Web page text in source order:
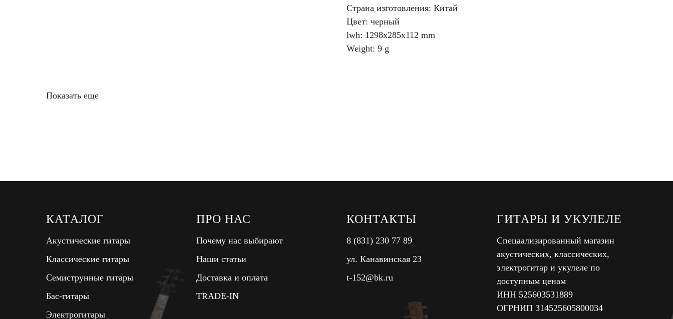
Страна изготовления: Китай
Цвет: черный
lwh: 1298x285x112 mm
Weight: 9 g
Показать еще
КАТАЛОГ
Акустические гитары
Классические гитары
Семиструнные гитары
Бас-гитары
Электрогитары
ПРО НАС
Почему нас выбирают
Наши статьи
Доставка и оплата
TRADE-IN
КОНТАКТЫ
8 (831) 230 77 89
ул. Канавинская 23
t-152@bk.ru
ГИТАРЫ И УКУЛЕЛЕ
Спецаализированный магазин
акустических, классических,
электрогитар и укулеле по
доступным ценам
ИНН 525603531889
ОГРНИП 314525605800034